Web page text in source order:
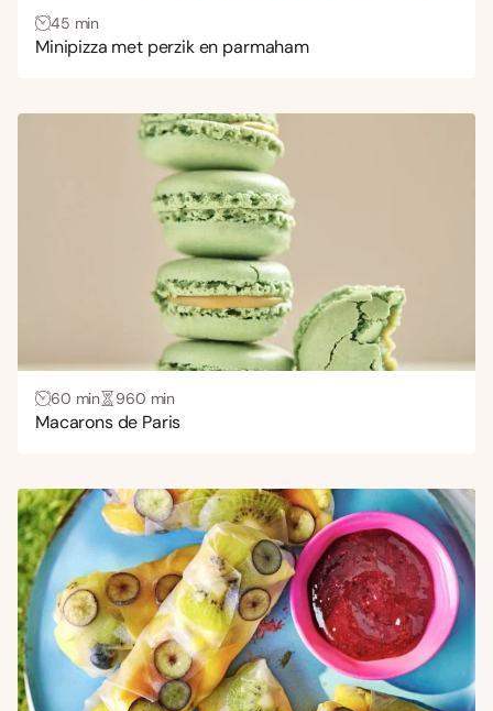
Vlees
Keuken
Midden-Oosters
45 min
Minipizza met perzik en parmaham
60 min 960 min
Macarons de Paris